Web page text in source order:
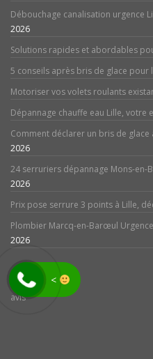
Débouchage canalisation urgence
2026
Solutions rapides et abordables
5 conseils après bris de glace pour
Motoriser vos volets roulants
Dépannage chauffe eau Lille, votre
Comment déclarer un bris de
2026
24 serruriers dépannage Mons-en-
2026
Prix pose serrure 3 points à Lille,
Plombier Marcq-en-Barœul
2026
avis
<